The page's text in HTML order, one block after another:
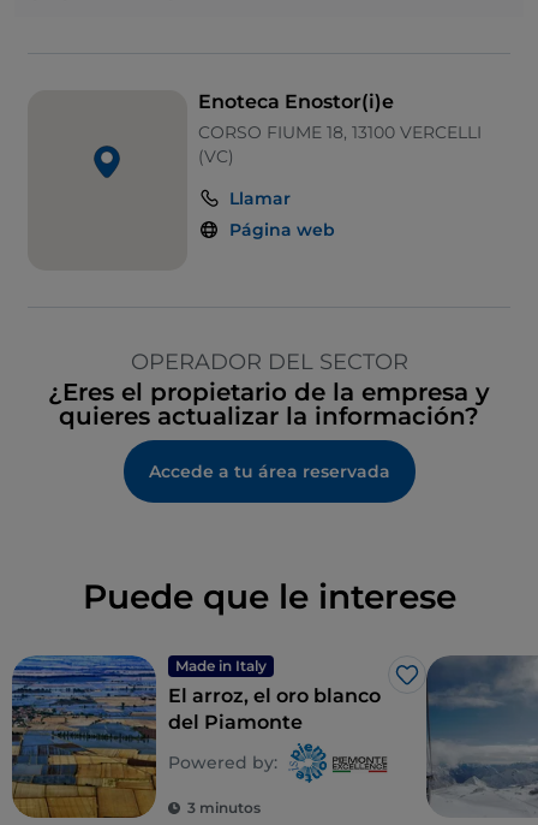
Enoteca Enostor(i)e
CORSO FIUME 18, 13100 VERCELLI
(VC)
Llamar
Página web
OPERADOR DEL SECTOR
¿Eres el propietario de la empresa y
quieres actualizar la información?
Accede a tu área reservada
Puede que le interese
Made in Italy
Me gusta
El arroz, el oro blanco
del Piamonte
Powered by:
3 minutos